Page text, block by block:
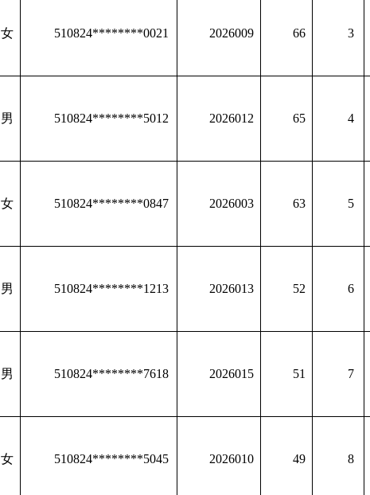
女 510824********0021 2026009 66 3
男 510824********5012 2026012 65 4
女 510824********0847 2026003 63 5
男 510824********1213 2026013 52 6
男 510824********7618 2026015 51 7
女 510824********5045 2026010 49 8